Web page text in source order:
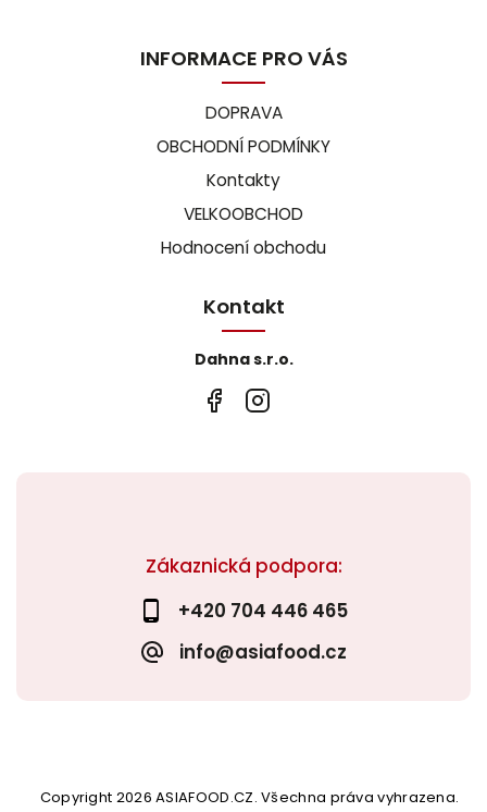
Zákaznická podpora:
+420 704 446 465
info@asiafood.cz
INFORMACE PRO VÁS
DOPRAVA
OBCHODNÍ PODMÍNKY
Kontakty
VELKOOBCHOD
Hodnocení obchodu
Kontakt
Dahna s.r.o.
Copyright 2026ASIAFOOD.CZ. Všechna práva vyhrazena.